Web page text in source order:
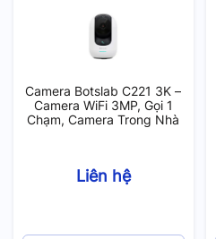
Camera Botslab C221 3K –
Camera WiFi 3MP, Gọi 1
Chạm, Camera Trong Nhà
Liên hệ